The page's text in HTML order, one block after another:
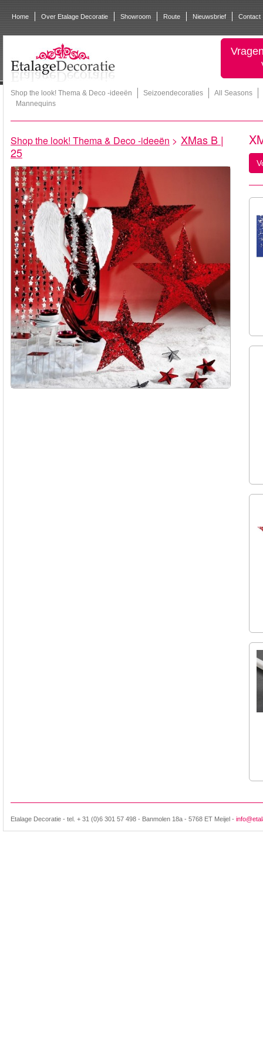
Home Over Etalage Decoratie Showroom Route Nieuwsbrief Contact
Shop the look! Thema & Deco -ideeën Seizoendecoraties
All Seasons
Mannequins
Shop the look! Thema & Deco -ideeën > XMas B |
25
Etalage Decoratie - tel. + 31 (0)6 301 57 498 - Banmolen 18a - 5768 ET Meijel -